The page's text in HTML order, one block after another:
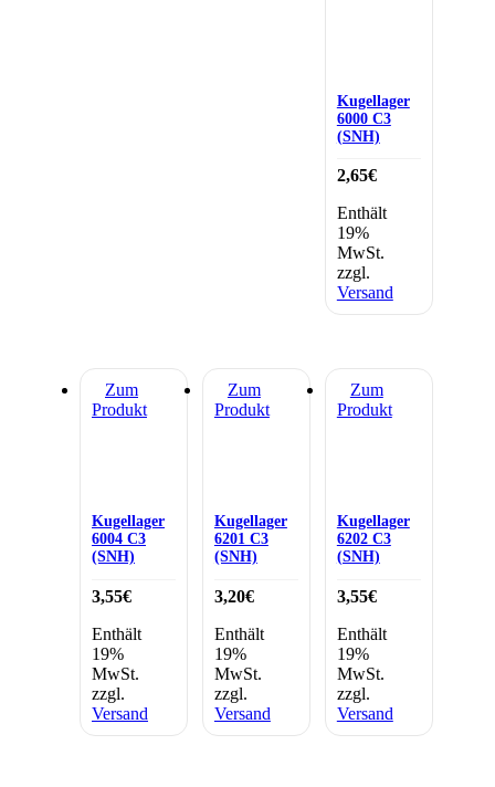
Kugellager
6000 C3
(SNH)
2,65€
Enthält
19%
MwSt.
zzgl.
Versand
Zum
Produkt
Kugellager
6004 C3
(SNH)
3,55€
Enthält
19%
MwSt.
zzgl.
Versand
Zum
Produkt
Kugellager
6201 C3
(SNH)
3,20€
Enthält
19%
MwSt.
zzgl.
Versand
Zum
Produkt
Kugellager
6202 C3
(SNH)
3,55€
Enthält
19%
MwSt.
zzgl.
Versand